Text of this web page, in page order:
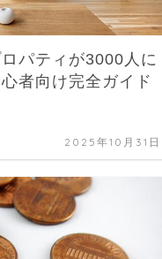
パティが3000人に
者向け完全ガイド
2025年10月31日